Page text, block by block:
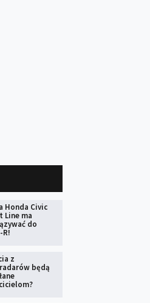
Honda Civic
Line ma
do
R!
z
będą